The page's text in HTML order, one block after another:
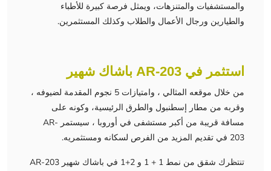
والمستشفيات والمتنزهات، ويمثل فرصة كبيرة للأطباء
والطيارين ورجال الأعمال والطلاب وكذلك المستثمرين.
استثمر في AR-203 باشاك شهير
من خلال موقعه المثالي ، وامتيازات 5 نجوم المقدمة لضيوفه ،
وقربه من مطار إسطنبول والطرق الرئيسية، وكونه على
مسافة قريبة من أكبر مستشفى في أوروبا ، سيستمر AR-
203 في تقديم المزيد من الفرص لسكانه ومستثمريه.
تنتظرك شقق من نمط 1 + 1 و 2+1 في باشاك شهير AR-203